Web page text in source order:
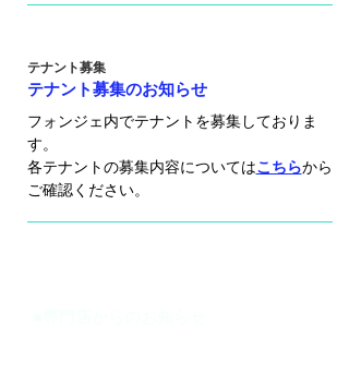
テナント募集
テナント募集のお知らせ
フォンジェ内でテナントを募集しておりま
す。
​各テナントの募集内容についてはこちらから
ご確認ください。